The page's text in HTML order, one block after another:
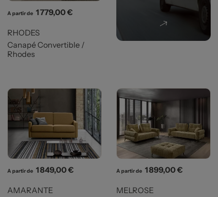
A partir de Prix
1 779,00 €
RHODES
Canapé Convertible /
Rhodes
A partir de Prix
1 849,00 €
AMARANTE
A partir de Prix
1 899,00 €
MELROSE